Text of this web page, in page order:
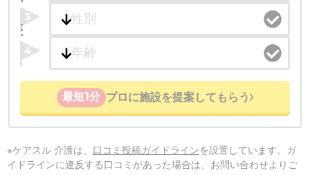
3
4
最短1分 プロに施設を提案してもらう
※ケアスル 介護は、 口コミ投稿ガイドラインを設置しています。ガ
イドラインに違反する口コミがあった場合は、お問い合わせよりご